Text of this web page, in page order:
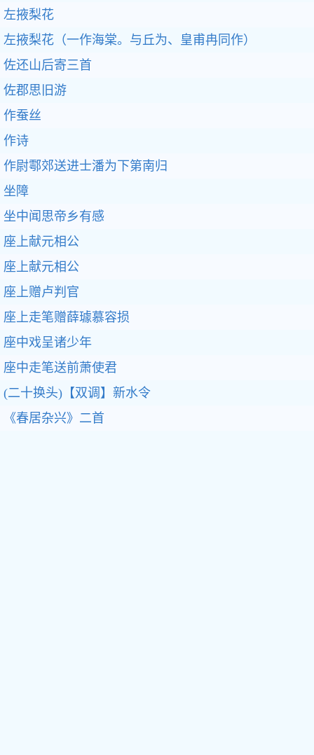
左掖梨花
左掖梨花（一作海棠。与丘为、皇甫冉同作）
佐还山后寄三首
佐郡思旧游
作蚕丝
作诗
作尉鄠郊送进士潘为下第南归
坐障
坐中闻思帝乡有感
座上献元相公
座上献元相公
座上赠卢判官
座上走笔赠薛璩慕容损
座中戏呈诸少年
座中走笔送前萧使君
(二十换头)【双调】新水令
《春居杂兴》二首